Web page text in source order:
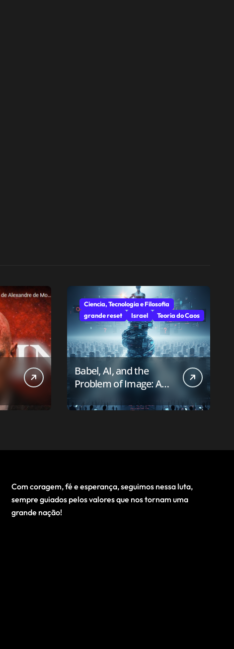
Ciencia, Tecnologia e Filosofia
grande reset
Israel Teoria do Caos
Babel, AI, and the
Problem of Image: A
Com coragem, fé e esperança, seguimos nessa luta,
sempre guiados pelos valores que nos tornam uma
grande nação!